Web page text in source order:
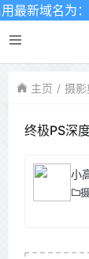
新域名为：
主页 摄
终极PS深
小